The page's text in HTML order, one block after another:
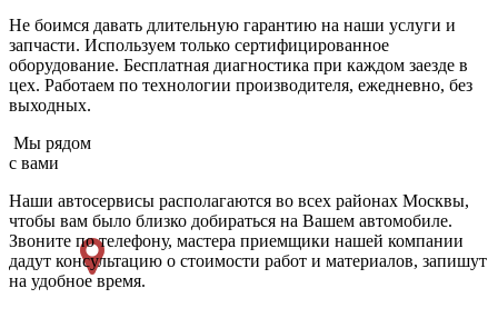
Не боимся давать длительную гарантию на наши услуги и
запчасти. Используем только сертифицированное
оборудование. Бесплатная диагностика при каждом заезде в
цех. Работаем по технологии производителя, ежедневно, без
выходных.
Мы рядом
с вами
Наши автосервисы располагаются во всех районах Москвы,
чтобы вам было близко добираться на Вашем автомобиле.
Звоните по телефону, мастера приемщики нашей компании
дадут консультацию о стоимости работ и материалов, запишут
на удобное время.